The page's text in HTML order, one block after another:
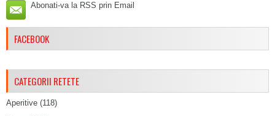
Abonati-va la RSS prin Email
FACEBOOK
CATEGORII RETETE
Aperitive (118)